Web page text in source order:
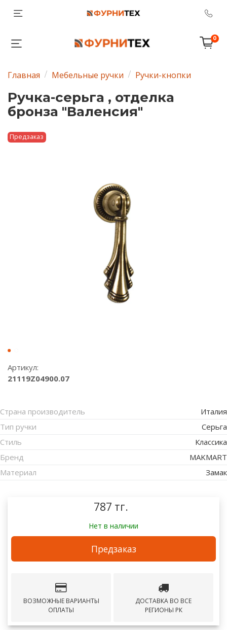
0
Главная Мебельные ручки Ручки-кнопки
Ручка-серьга , отделка
бронза "Валенсия"
Предзаказ
Артикул:
21119Z04900.07
Страна производитель
Италия
Тип ручки
Серьга
Стиль
Классика
Бренд
MAKMART
Материал
Замак
787 тг.
Нет в наличии
Предзаказ
ВОЗМОЖНЫЕ ВАРИАНТЫ
ОПЛАТЫ
ДОСТАВКА ВО ВСЕ
РЕГИОНЫ РК